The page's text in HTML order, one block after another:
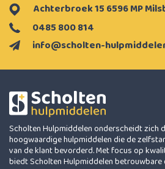
info@scholten-
0485 800 814
Achterbroek 15 6596 MP
Scholten Hulpmiddelen onderscheidt zich
hoogwaardige hulpmiddelen die de
van de klant bevorderd. Met focus op
biedt Scholten Hulpmiddelen betrouwbare